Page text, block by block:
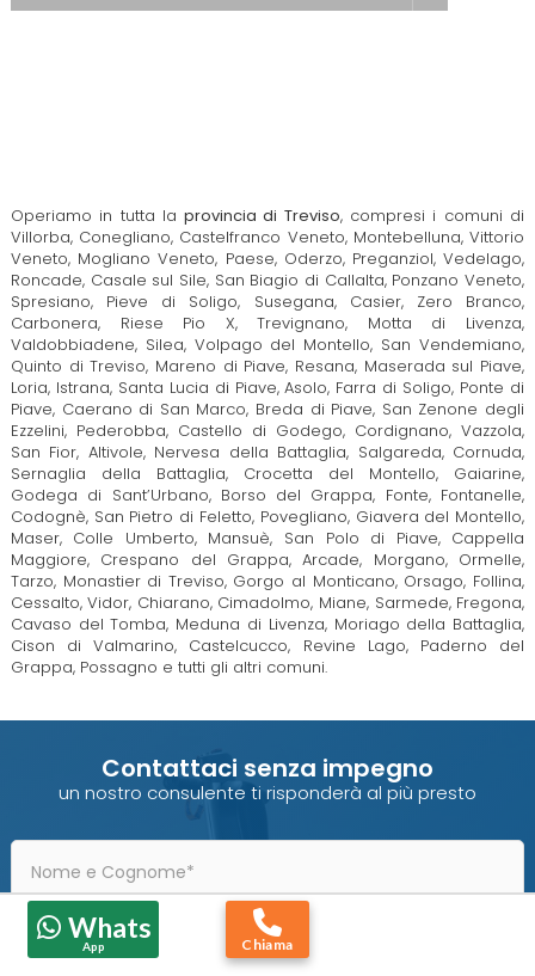
Operiamo in tutta laprovincia di Treviso, compresi i comuni di
Villorba, Conegliano, Castelfranco Veneto, Montebelluna,Vittorio
Veneto, Mogliano Veneto, Paese, Oderzo, Preganziol,Vedelago,
Roncade, Casale sul Sile, San Biagio di Callalta, Ponzano Veneto,
Spresiano, Pieve di Soligo, Susegana, Casier, Zero Branco,
Carbonera, Riese Pio X, Trevignano, Motta di Livenza,
Valdobbiadene, Silea, Volpago del Montello, San Vendemiano,
Quinto di Treviso, Mareno di Piave, Resana, Maserada sul Piave,
Loria, Istrana, Santa Lucia di Piave, Asolo, Farra di Soligo, Ponte di
Piave, Caerano di San Marco, Breda di Piave, San Zenone degli
Ezzelini, Pederobba, Castello di Godego, Cordignano, Vazzola,
San Fior, Altivole, Nervesa della Battaglia, Salgareda, Cornuda,
Sernaglia della Battaglia, Crocetta del Montello, Gaiarine,
Godega di Sant’Urbano, Borso del Grappa, Fonte, Fontanelle,
Codognè, San Pietro di Feletto, Povegliano, Giavera del Montello,
Maser, Colle Umberto, Mansuè, San Polo di Piave, Cappella
Maggiore, Crespano del Grappa, Arcade, Morgano, Ormelle,
Tarzo, Monastier di Treviso, Gorgo al Monticano, Orsago, Follina,
Cessalto, Vidor, Chiarano, Cimadolmo, Miane, Sarmede, Fregona,
Cavaso del Tomba, Meduna di Livenza, Moriago della Battaglia,
Cison di Valmarino, Castelcucco, Revine Lago, Paderno del
Grappa, Possagno e tutti gli altri comuni.
Contattaci senza impegno
un nostro consulente ti risponderà al più presto
Whats
App Chiama